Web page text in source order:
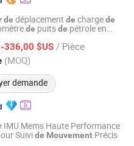
de déplacement de chargede
de puitsde pétrole en
336,00 $US / Pièce
(MOQ)
demande
Ltd.
2026
IMU Mems Haute Performance
Suivide Mouvement Précis
Co., Ltd.